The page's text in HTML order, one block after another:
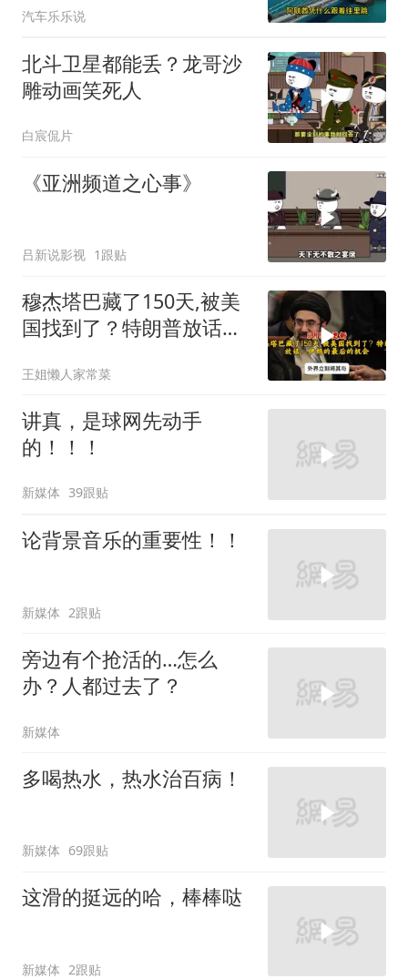
汽车乐乐说
北斗卫星都能丢？龙哥沙
雕动画笑死人
白宸侃片
《亚洲频道之心事》
吕新说影视 1跟贴
穆杰塔巴藏了150天,被美
国找到了？特朗普放话：
王姐懒人家常菜
讲真，是球网先动手
的！！！
新媒体 39跟贴
论背景音乐的重要性！！
新媒体 2跟贴
旁边有个抢活的…怎么
办？人都过去了？
新媒体
多喝热水，热水治百病！
新媒体 69跟贴
这滑的挺远的哈，棒棒哒
新媒体 2跟贴